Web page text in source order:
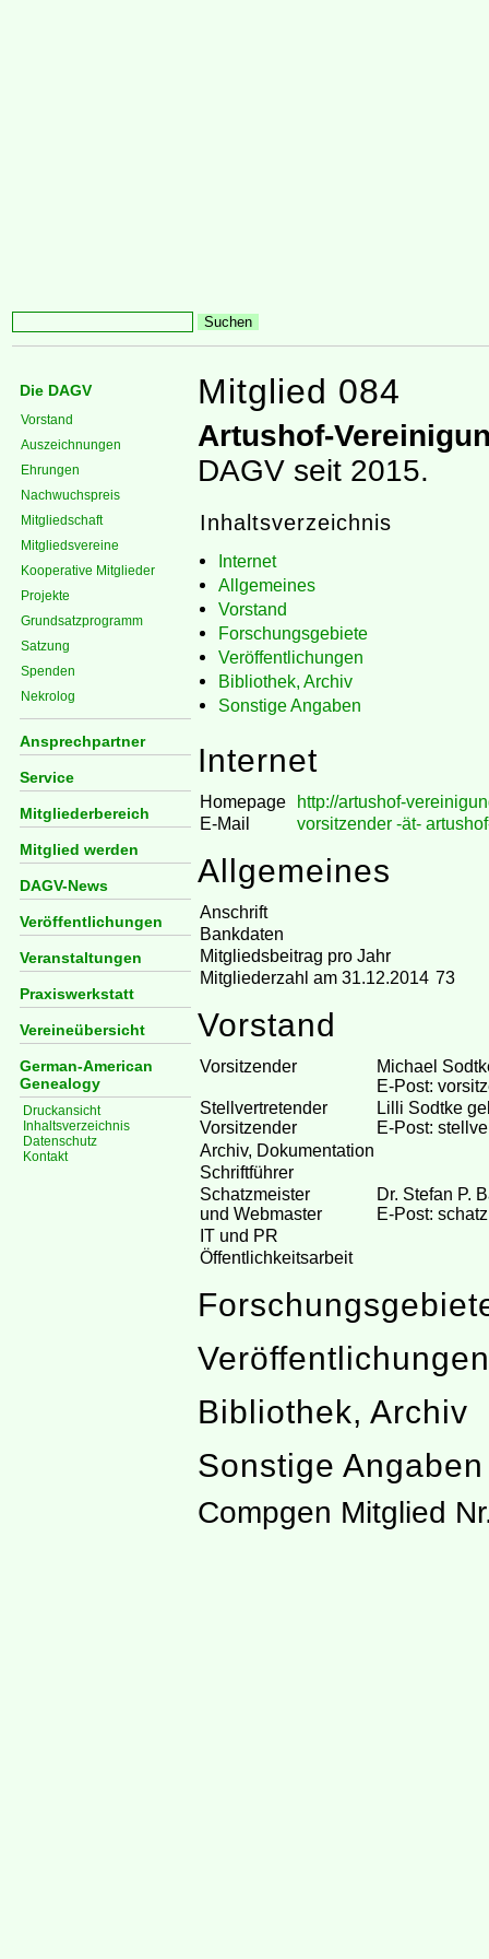
Die DAGV
Vorstand
Auszeichnungen
Ehrungen
Nachwuchspreis
Mitgliedschaft
Mitgliedsvereine
Kooperative Mitglieder
Projekte
Grundsatzprogramm
Satzung
Spenden
Nekrolog
Ansprechpartner
Service
Mitgliederbereich
Mitglied werden
DAGV-News
Veröffentlichungen
Veranstaltungen
Praxiswerkstatt
Vereineübersicht
German-American
Genealogy
Druckansicht
Inhaltsverzeichnis
Datenschutz
Kontakt
Mitglied 084
Artushof-
DAGV seit 2015.
Inhaltsverzeichnis
Internet
Allgemeines
Vorstand
Forschungsgebiete
Veröffentlichungen
Bibliothek, Archiv
Sonstige Angaben
Internet
Homepage
http://artushof-
E-Mail
vorsitzender -ät-
Allgemeines
Anschrift
Bankdaten
Mitgliedsbeitrag pro Jahr
Mitgliederzahl am 31.12.2014 73
Vorstand
Vorsitzender
Michael
E-Post:
Stellvertretender
Vorsitzender
Lilli Sodtke
E-Post:
Archiv, Dokumentation
Schriftführer
Schatzmeister
und Webmaster
Dr. Stefan P.
E-Post:
IT und PR
Öffentlichkeitsarbeit
Veröffentlichungen
Bibliothek, Archiv
Sonstige Angaben
Compgen Mitglied